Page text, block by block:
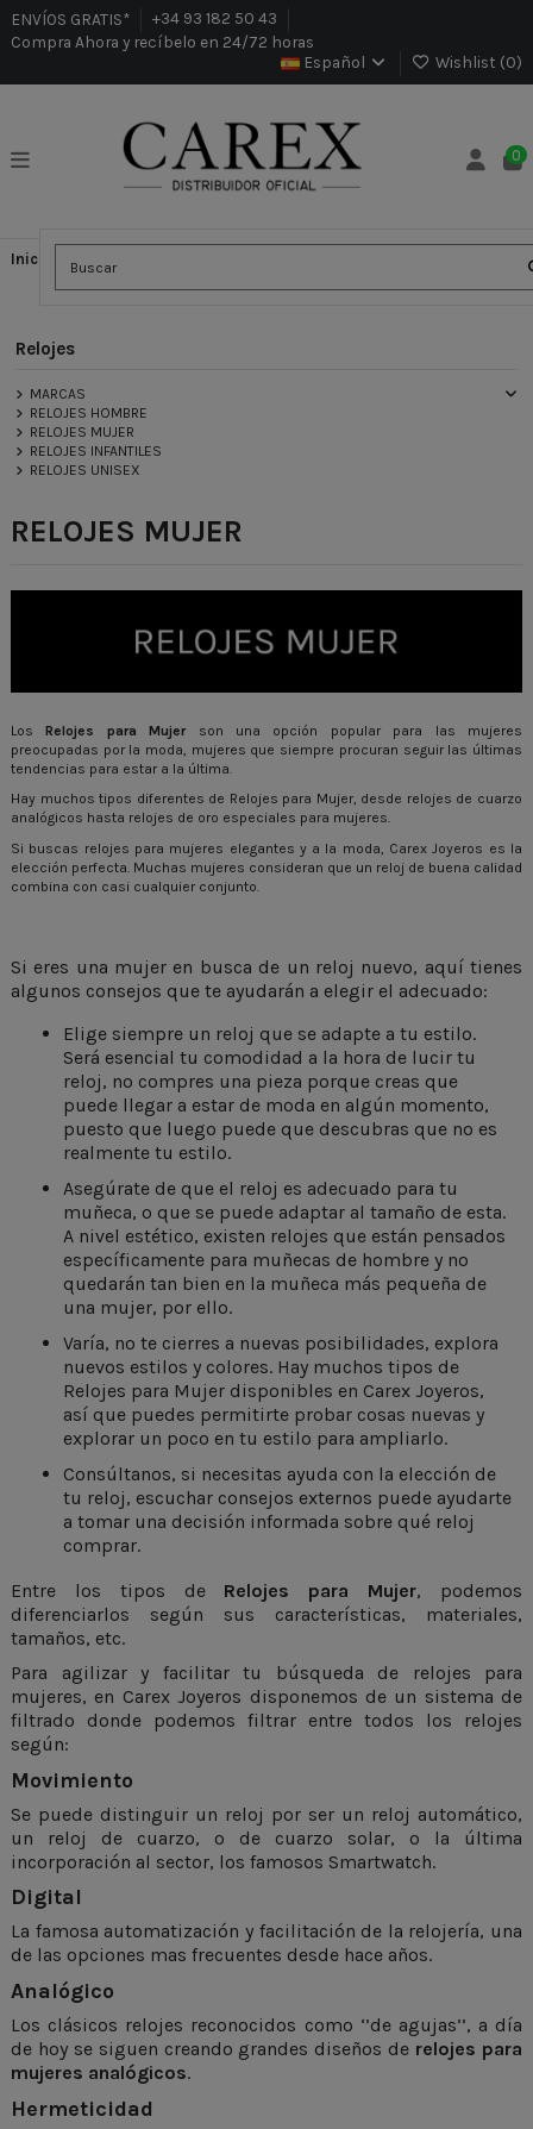
ENVÍOS GRATIS*
+34 93 182 50 43
Compra Ahora y recíbelo en 24/72 horas
Español
Wishlist (0)
0
Inicio
RELOJES MUJER
LosRelojes para Mujerson una opción popular para las mujeres
preocupadas por la moda, mujeres que siempre procuran seguir las últimas
tendencias para estar a la última.
Hay muchos tipos diferentes de Relojes para Mujer, desde relojes de cuarzo
analógicos hasta relojes de oro especiales para mujeres.
Si buscas relojes para mujeres elegantes y a la moda, Carex Joyeros es la
elección perfecta. Muchas mujeres consideran que un reloj de buena calidad
combina con casi cualquier conjunto.
Si eres una mujer en busca de un reloj nuevo, aquí tienes
algunos consejos que te ayudarán a elegir el adecuado:
Elige siempre un reloj que se adapte a tu estilo.
Será esencial tu comodidad a la hora de lucir tu
reloj, no compres una pieza porque creas que
puede llegar a estar de moda en algún momento,
puesto que luego puede que descubras que no es
realmente tu estilo.
Asegúrate de que el reloj es adecuado para tu
muñeca, o que se puede adaptar al tamaño de esta.
A nivel estético, existen relojes que están pensados
específicamente para muñecas de hombre y no
quedarán tan bien en la muñeca más pequeña de
una mujer, por ello.
Varía, no te cierres a nuevas posibilidades, explora
nuevos estilos y colores. Hay muchos tipos de
Relojes para Mujer disponibles en Carex Joyeros,
así que puedes permitirte probar cosas nuevas y
explorar un poco en tu estilo para ampliarlo.
Consúltanos, si necesitas ayuda con la elección de
tu reloj, escuchar consejos externos puede ayudarte
a tomar una decisión informada sobre qué reloj
comprar.
Entre los tipos de Relojes para Mujer, podemos
diferenciarlos según sus características, materiales,
tamaños, etc.
Para agilizar y facilitar tu búsqueda de relojes para
mujeres, en Carex Joyeros disponemos de un sistema de
filtrado donde podemos filtrar entre todos los relojes
según:
Movimiento
Se puede distinguir un reloj por ser un reloj automático,
un reloj de cuarzo, o de cuarzo solar, o la última
incorporación al sector, los famosos Smartwatch.
Digital
La famosa automatización y facilitación de la relojería, una
de las opciones mas frecuentes desde hace años.
Analógico
Los clásicos relojes reconocidos como ‘’de agujas’’, a día
de hoy se siguen creando grandes diseños de relojes para
mujeres analógicos.
Hermeticidad
Relojes
MARCAS
RELOJES HOMBRE
RELOJES MUJER
RELOJES INFANTILES
RELOJES UNISEX